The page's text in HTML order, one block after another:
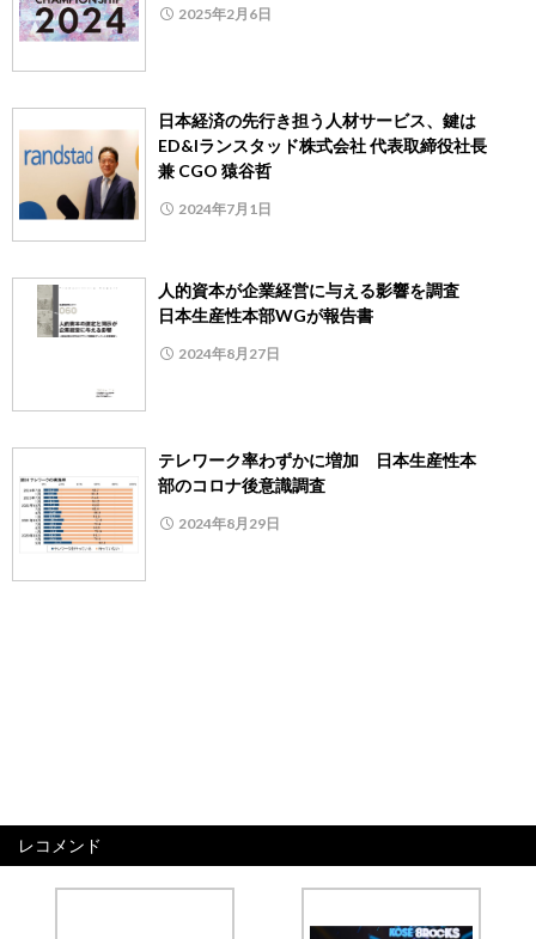
2025年2月6日
日本経済の先行き担う人材サービス、鍵は
ED&Iランスタッド株式会社 代表取締役社長
兼 CGO 猿谷哲
2024年7月1日
人的資本が企業経営に与える影響を調査
日本生産性本部WGが報告書
2024年8月27日
テレワーク率わずかに増加 日本生産性本
部のコロナ後意識調査
2024年8月29日
レコメンド